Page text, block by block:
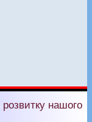
розвитку нашого